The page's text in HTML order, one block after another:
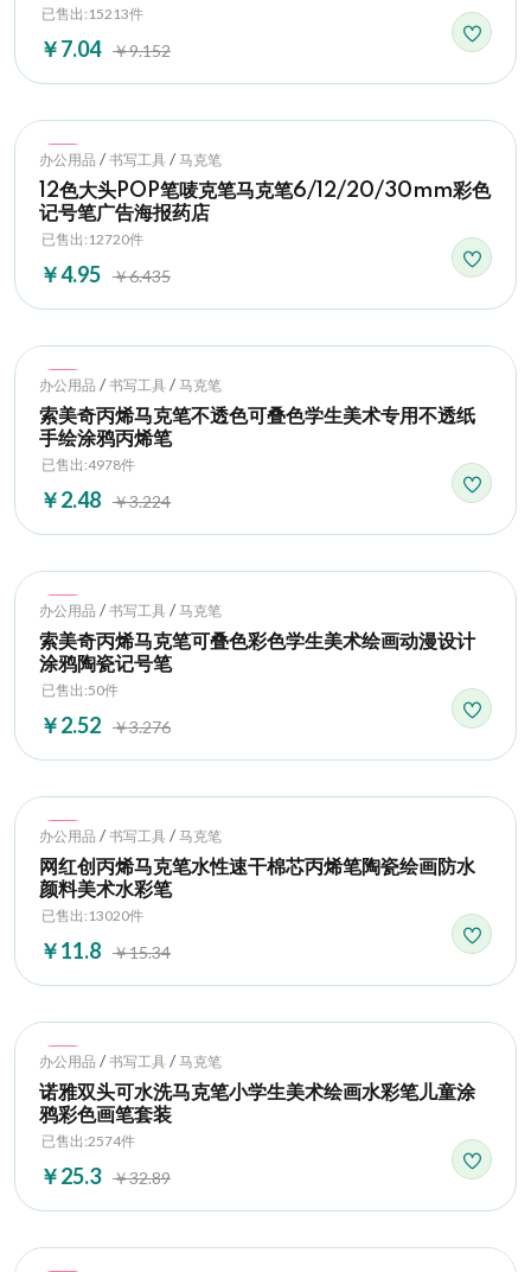
已售出:15213件
￥7.04 ￥9.152
Hot
办公用品 / 书写工具 / 马克笔
12色大头POP笔唛克笔马克笔6/12/20/30mm彩色
记号笔广告海报药店
已售出:12720件
￥4.95 ￥6.435
Hot
办公用品 / 书写工具 / 马克笔
索美奇丙烯马克笔不透色可叠色学生美术专用不透纸
手绘涂鸦丙烯笔
已售出:4978件
￥2.48 ￥3.224
Hot
办公用品 / 书写工具 / 马克笔
索美奇丙烯马克笔可叠色彩色学生美术绘画动漫设计
涂鸦陶瓷记号笔
已售出:50件
￥2.52 ￥3.276
Hot
办公用品 / 书写工具 / 马克笔
网红创丙烯马克笔水性速干棉芯丙烯笔陶瓷绘画防水
颜料美术水彩笔
已售出:13020件
￥11.8 ￥15.34
Hot
办公用品 / 书写工具 / 马克笔
诺雅双头可水洗马克笔小学生美术绘画水彩笔儿童涂
鸦彩色画笔套装
已售出:2574件
￥25.3 ￥32.89